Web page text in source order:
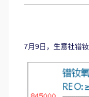
7月9日，生意社镨